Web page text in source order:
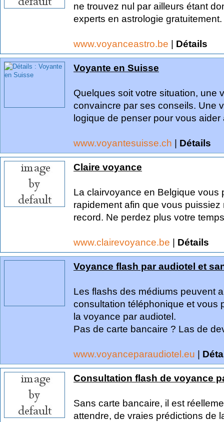
ne trouvez nul par ailleurs étant
experts en astrologie
www.voyanceastro.be | Détails
Voyante en Suisse
Quelques soit votre situation, une
convaincre par ses conseils. Une
logique de penser pour vous aider
www.voyantesuisse.ch | Détails
Claire voyance
La clairvoyance en Belgique vous
rapidement afin que vous
record. Ne perdez plus votre
www.clairevoyance.be | Détails
Voyance flash par audiotel et
Les flashs des médiums peuvent
consultation téléphonique et vous
la voyance par audiotel.
Pas de carte bancaire ? Las de
www.voyanceparaudiotel.eu |
Consultation flash de voyance
Sans carte bancaire, il est
attendre, de vraies prédictions de